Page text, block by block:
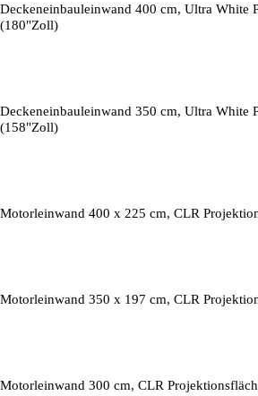
Deckeneinbauleinwand 400 cm, Ultra White
(180"Zoll)
Deckeneinbauleinwand 350 cm, Ultra White
(158"Zoll)
Motorleinwand 400 x 225 cm, CLR
Motorleinwand 350 x 197 cm, CLR
Motorleinwand 300 cm, CLR